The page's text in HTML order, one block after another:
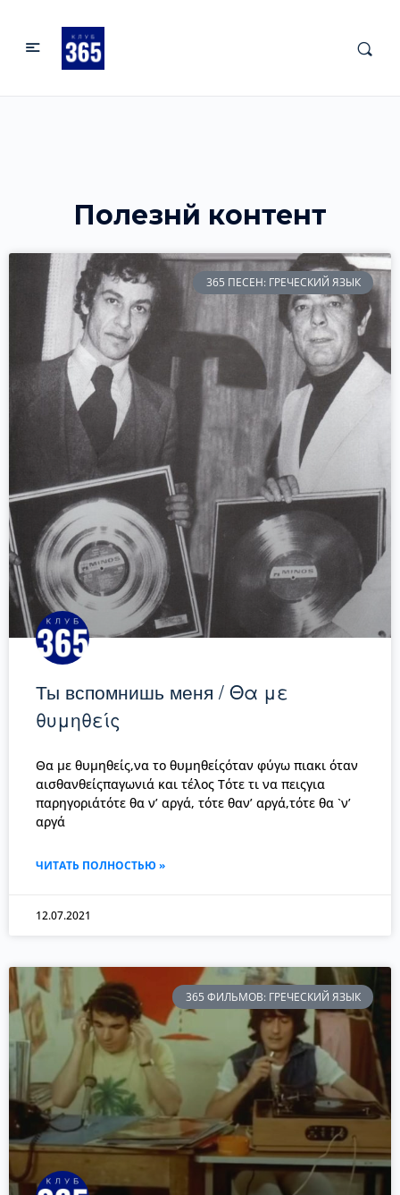
Полезнй контент
365 ПЕСЕН: ГРЕЧЕСКИЙ ЯЗЫК
Ты вспомнишь меня / Θα με
θυμηθείς
Θα με θυμηθείς,να το θυμηθείςόταν φύγω πιακι όταν
αισθανθείςπαγωνιά και τέλος Τότε τι να πειςγια
παρηγοριάτότε θα ν’ αργά, τότε θαν’ αργά,τότε θα `ν’
αργά
ЧИТАТЬ ПОЛНОСТЬЮ »
12.07.2021
365 ФИЛЬМОВ: ГРЕЧЕСКИЙ ЯЗЫК